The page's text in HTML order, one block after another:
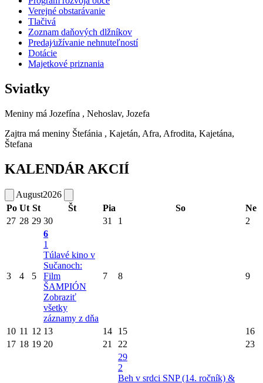
Verejné obstarávanie
Tlačivá
Zoznam daňových dlžníkov
Predaj⁄užívanie nehnuteľností
Dotácie
Majetkové priznania
Sviatky
Meniny má Jozefína , Nehoslav, Jozefa
Zajtra má meniny Štefánia , Kajetán, Afra, Afrodita, Kajetána,
Štefana
KALENDÁR AKCIÍ
August2026
Po Ut St Št Pia So
Ne
27 28 29 30 31 1 2
3 4 5
6
1
Túlavé kino v
Sučanoch:
Film
ŠAMPIÓN
Zobraziť
všetky
záznamy z dňa
7 8 9
10 11 12 13 14 15
16
17 18 19 20 21 22
23
29
2
Beh v srdci SNP (14. ročník) &